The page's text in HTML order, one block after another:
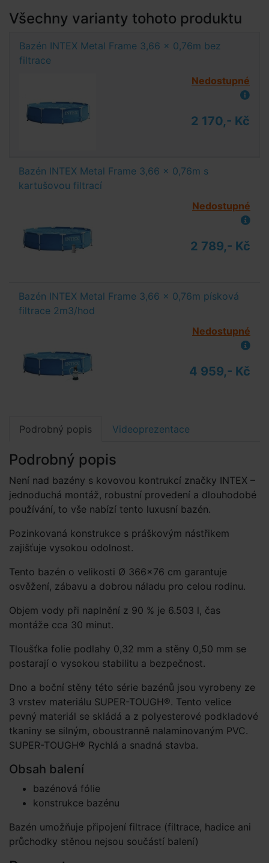
Všechny varianty tohoto produktu
Bazén INTEX Metal Frame 3,66 x 0,76m bez
filtrace
Nedostupné
2 170,- Kč
Bazén INTEX Metal Frame 3,66 x 0,76m s
kartušovou filtrací
Nedostupné
2 789,- Kč
Bazén INTEX Metal Frame 3,66 x 0,76m písková
filtrace 2m3/hod
Nedostupné
4 959,- Kč
Podrobný popis Videoprezentace
Podrobný popis
Není nad bazény s kovovou kontrukcí značky INTEX –
jednoduchá montáž, robustní provedení a dlouhodobé
používání, to vše nabízí tento luxusní bazén.
Pozinkovaná konstrukce s práškovým nástřikem
zajišťuje vysokou odolnost.
Tento bazén o velikosti Ø 366×76 cm garantuje
osvěžení, zábavu a dobrou náladu pro celou rodinu.
Objem vody při naplnění z 90 % je 6.503 l, čas
montáže cca 30 minut.
Tloušťka folie podlahy 0,32 mm a stěny 0,50 mm se
postarají o vysokou stabilitu a bezpečnost.
Dno a boční stěny této série bazénů jsou vyrobeny ze
3 vrstev materiálu SUPER-TOUGH®. Tento velice
pevný materiál se skládá a z polyesterové podkladové
tkaniny se silným, oboustranně nalaminovaným PVC.
SUPER-TOUGH® Rychlá a snadná stavba.
Obsah balení
bazénová fólie
konstrukce bazénu
Bazén umožňuje připojení filtrace (filtrace, hadice ani
průchodky stěnou nejsou součástí balení)